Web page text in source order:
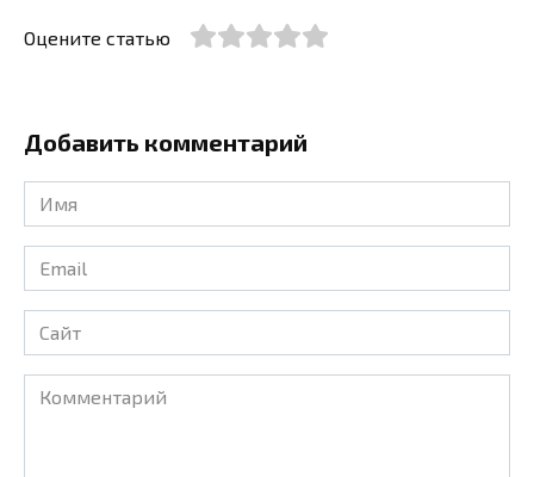
Оцените статью
Добавить комментарий
Имя
*
Email
*
Сайт
Комментарий